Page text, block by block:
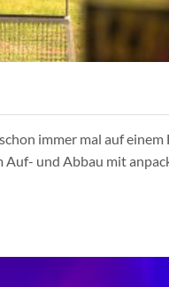
immer mal auf einem
und Abbau mit